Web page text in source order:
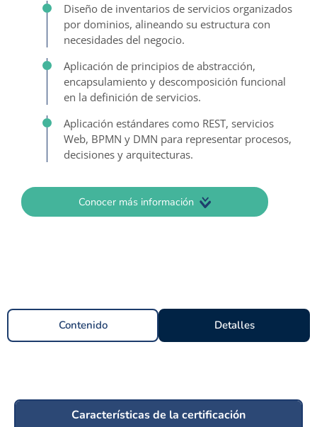
Diseño de inventarios de servicios organizados
por dominios, alineando su estructura con
necesidades del negocio.
Aplicación de principios de abstracción,
encapsulamiento y descomposición funcional
en la definición de servicios.
Aplicación estándares como REST, servicios
Web, BPMN y DMN para representar procesos,
decisiones y arquitecturas.
Conocer más información
Contenido Detalles
Características de la certificación